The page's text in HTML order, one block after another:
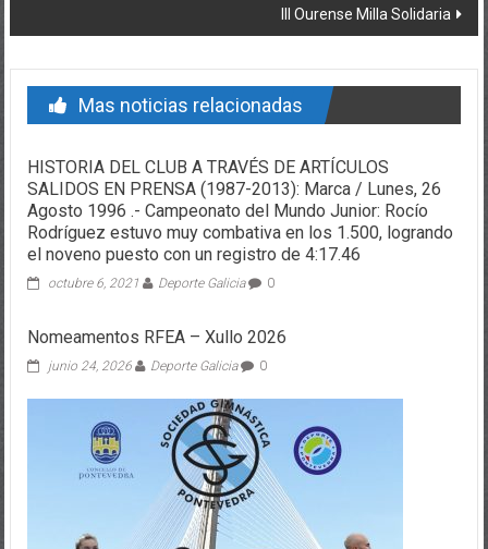
III Ourense Milla Solidaria
Mas noticias relacionadas
HISTORIA DEL CLUB A TRAVÉS DE ARTÍCULOS
SALIDOS EN PRENSA (1987-2013): Marca / Lunes, 26
Agosto 1996 .- Campeonato del Mundo Junior: Rocío
Rodríguez estuvo muy combativa en los 1.500, logrando
el noveno puesto con un registro de 4:17.46
octubre 6, 2021 Deporte Galicia 0
Nomeamentos RFEA – Xullo 2026
junio 24, 2026 Deporte Galicia 0